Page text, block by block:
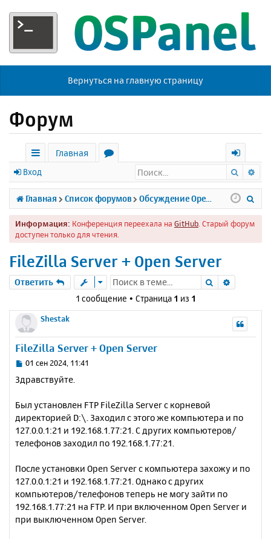
Вернуться на главную страницу
Форум
с
ы
л
к
Главная
р
у
м
х
о
д
Вход Поиск
Главная Список форумов
Информация: Конференция переехала на GitHub . Старый форум
доступен только для чтения.
FileZilla Server + Open Server
Ответить Поиск
1 сообщение • Страница 1 из 1
Shestak
FileZilla Server + Open Server
С
о
щ
е
н
е
01 сен 2024, 11:41
Здравствуйте.
Был установлен FTP FileZilla Server с корневой
директорией D:\. Заходил с этого же компьютера и по
127.0.0.1:21 и 192.168.1.77:21. С других компьютеров/
телефонов заходил по 192.168.1.77:21.
После установки Open Server с компьютера захожу и по
127.0.0.1:21 и 192.168.1.77:21. Однако с других
компьютеров/телефонов теперь не могу зайти по
192.168.1.77:21 на FTP. И при включенном Open Server и
при выключенном Open Server.